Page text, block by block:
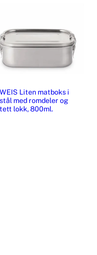
WEIS Liten matboks i
stål med romdeler og
tett lokk, 800ml.